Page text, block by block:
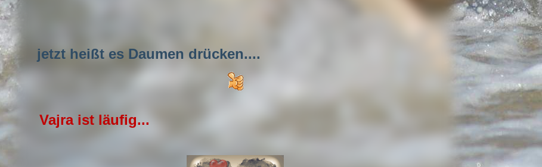
jetzt heißt es Daumen drücken....
Vajra ist läufig...